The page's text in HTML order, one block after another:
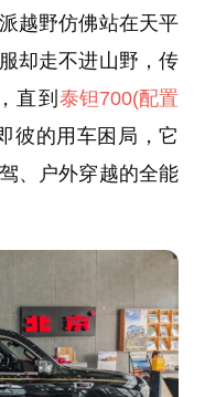
越野仿佛站在天平
却走不进山野，传
直到泰钽700(配置
彼的用车困局，它
、户外穿越的全能